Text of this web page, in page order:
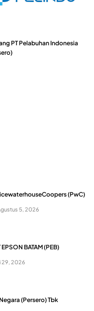
PT Pelabuhan Indonesia
(PwC)
5, 2026
BATAM (PEB)
29, 2026
(Persero) Tbk